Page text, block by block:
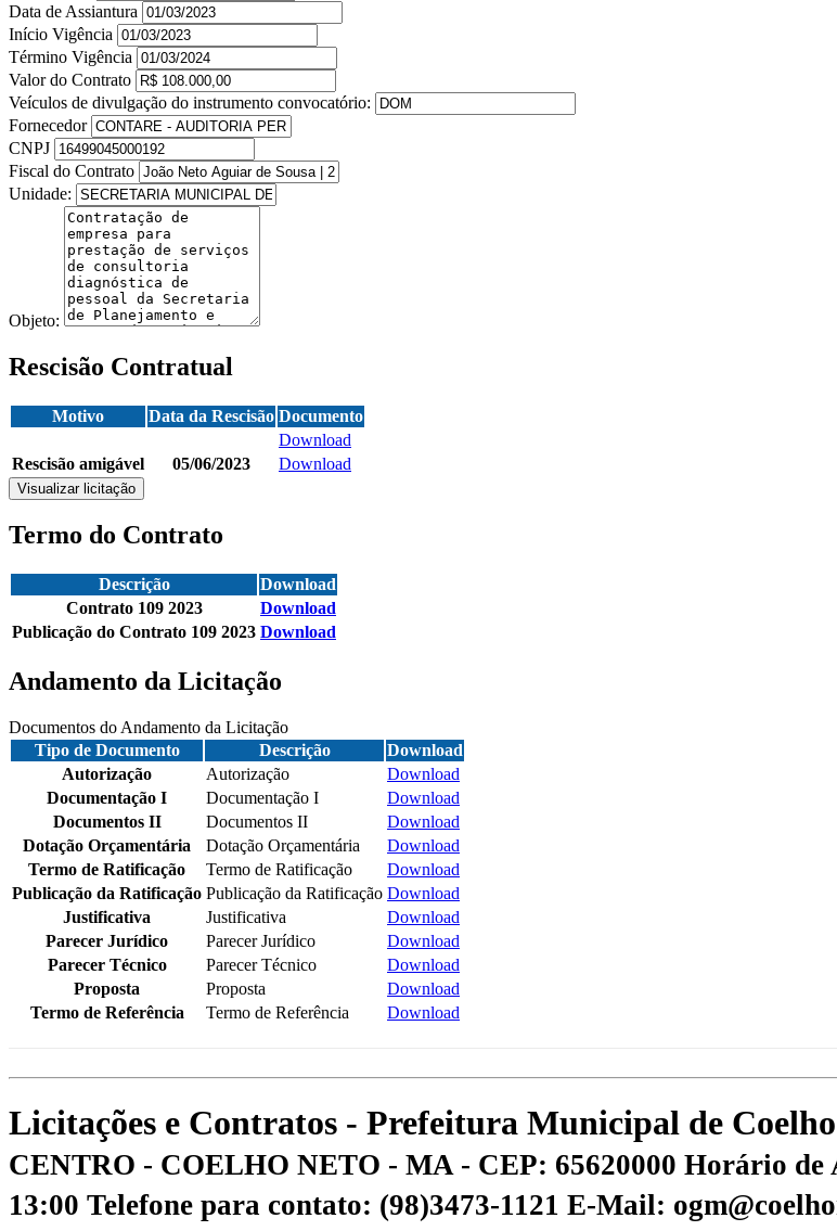
Data de Assiantura
Início Vigência
Término Vigência
Valor do Contrato
Veículos de divulgação do instrumento convocatório:
Fornecedor
CNPJ
Fiscal do Contrato
Unidade:
Objeto:
Rescisão Contratual
Motivo Data da Rescisão Documento
Download
Rescisão amigável
05/06/2023 Download
Visualizar licitação
Termo do Contrato
Descrição
Download
Contrato 109 2023
Download
Publicação do Contrato 109 2023 Download
Andamento da Licitação
Documentos do Andamento da Licitação
Tipo de Documento
Descrição
Download
Autorização
Autorização
Download
Documentação I
Documentação I
Download
Documentos II
Documentos II
Download
Dotação Orçamentária
Dotação Orçamentária
Download
Termo de Ratificação
Termo de Ratificação
Download
Publicação da Ratificação Publicação da Ratificação Download
Justificativa
Justificativa
Download
Parecer Jurídico
Parecer Jurídico
Download
Parecer Técnico
Parecer Técnico
Download
Proposta
Proposta
Download
Termo de Referência
Termo de Referência Download
Licitações e Contratos - Prefeitura Municipal de
CENTRO - COELHO NETO - MA - CEP: 65620000 Horário de
13:00 Telefone para contato: (98)3473-1121 E-Mail: